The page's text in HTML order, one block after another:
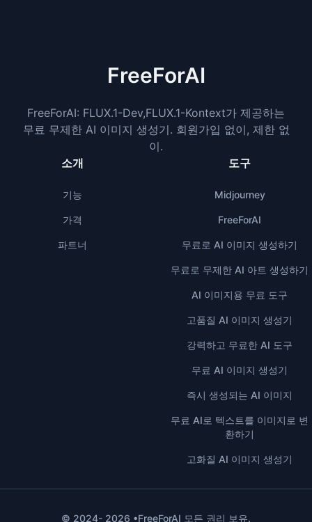
FreeForAI
FreeForAI: FLUX.1-Dev,FLUX.1-Kontext가 제공하는
무료 무제한 AI 이미지 생성기. 회원가입 없이, 제한 없
이.
소개
기능
가격
파트너
도구
Midjourney
FreeForAI
무료로 AI 이미지 생성하기
무료로 무제한 AI 아트 생성하기
AI 이미지용 무료 도구
고품질 AI 이미지 생성기
강력하고 무료한 AI 도구
무료 AI 이미지 생성기
즉시 생성되는 AI 이미지
무료 AI로 텍스트를 이미지로 변
환하기
고화질 AI 이미지 생성기
© 2024- 2026 •FreeForAI 모든 권리 보유.